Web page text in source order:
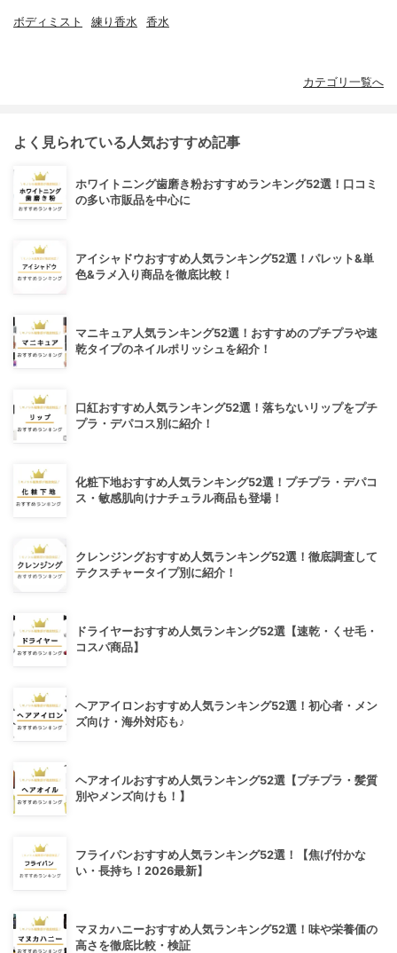
ボディミスト 練り香水 香水
カテゴリ一覧へ
よく見られている人気おすすめ記事
ホワイトニング歯磨き粉おすすめランキング52選！口コミ
の多い市販品を中心に
アイシャドウおすすめ人気ランキング52選！パレット&単
色&ラメ入り商品を徹底比較！
マニキュア人気ランキング52選！おすすめのプチプラや速
乾タイプのネイルポリッシュを紹介！
口紅おすすめ人気ランキング52選！落ちないリップをプチ
プラ・デパコス別に紹介！
化粧下地おすすめ人気ランキング52選！プチプラ・デパコ
ス・敏感肌向けナチュラル商品も登場！
クレンジングおすすめ人気ランキング52選！徹底調査して
テクスチャータイプ別に紹介！
ドライヤーおすすめ人気ランキング52選【速乾・くせ毛・
コスパ商品】
ヘアアイロンおすすめ人気ランキング52選！初心者・メン
ズ向け・海外対応も♪
ヘアオイルおすすめ人気ランキング52選【プチプラ・髪質
別やメンズ向けも！】
フライパンおすすめ人気ランキング52選！【焦げ付かな
い・長持ち！2026最新】
マヌカハニーおすすめ人気ランキング52選！味や栄養価の
高さを徹底比較・検証